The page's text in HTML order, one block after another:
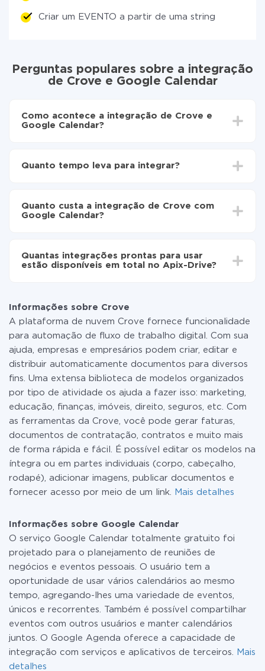
Criar um EVENTO a partir de uma string
Perguntas populares sobre a integração
de Crove e Google Calendar
Como acontece a integração de Crove e
Google Calendar?
Google Calendar
automaticamente de Crove para Google Calendar
Quanto tempo leva para integrar?
30 minutos. Em média, a configuração leva de 10 a 15
minutos.
Quanto custa a integração de Crove com
Google Calendar?
as tarifas. Você paga apenas pela quantidade de
dados que é realmente transferida de um de seus
ou mudar para um de pago, se necessário. Mais
detalhes sobre tarifas.
Quantas integrações prontas para usar
estão disponíveis em total no Apix-Drive?
Informações sobre Crove
A plataforma de nuvem Crove fornece funcionalidade
para automação de fluxo de trabalho digital. Com sua
ajuda, empresas e empresários podem criar, editar e
distribuir automaticamente documentos para diversos
fins. Uma extensa biblioteca de modelos organizados
por tipo de atividade os ajuda a fazer isso: marketing,
educação, finanças, imóveis, direito, seguros, etc. Com
as ferramentas da Crove, você pode gerar faturas,
documentos de contratação, contratos e muito mais
de forma rápida e fácil. É possível editar os modelos na
íntegra ou em partes individuais (corpo, cabeçalho,
rodapé), adicionar imagens, publicar documentos e
fornecer acesso por meio de um link.
Mais detalhes
Informações sobre Google Calendar
O serviço Google Calendar totalmente gratuito foi
projetado para o planejamento de reuniões de
negócios e eventos pessoais. O usuário tem a
oportunidade de usar vários calendários ao mesmo
tempo, agregando-lhes uma variedade de eventos,
únicos e recorrentes. Também é possível compartilhar
eventos com outros usuários e manter calendários
juntos. O Google Agenda oferece a capacidade de
integração com serviços e aplicativos de terceiros.
Mais
detalhes